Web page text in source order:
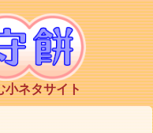
小ネタサイト